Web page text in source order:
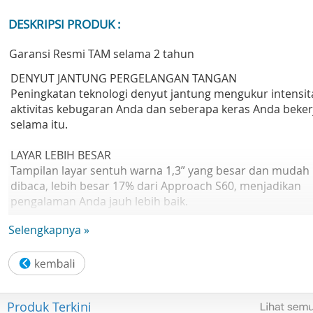
DESKRIPSI PRODUK :
Garansi Resmi TAM selama 2 tahun
DENYUT JANTUNG PERGELANGAN TANGAN
Peningkatan teknologi denyut jantung mengukur
aktivitas kebugaran Anda dan seberapa keras Anda
selama itu.
LAYAR LEBIH BESAR
Tampilan layar sentuh warna 1,3” yang besar dan mudah
dibaca, lebih besar 17% dari Approach S60, menjadikan
pengalaman Anda jauh lebih baik.
VIRTUAL CADDIE
Anda. Virtual Caddie mempertimbangkan kecepatan dan
arah angin, serta menyarankan klub berdasarkan jarak
yang biasa Anda ayunkan untuk klub tersebut.
Selengkapnya »
Produk Terkini